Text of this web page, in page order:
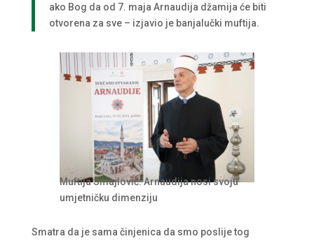
ako Bog da od 7. maja Arnaudija džamija će biti
otvorena za sve – izjavio je banjalučki muftija.
Muftija Smajlović: Arnaudija nosi svoju
umjetničku dimenziju
Smatra da je sama činjenica da smo poslije tog